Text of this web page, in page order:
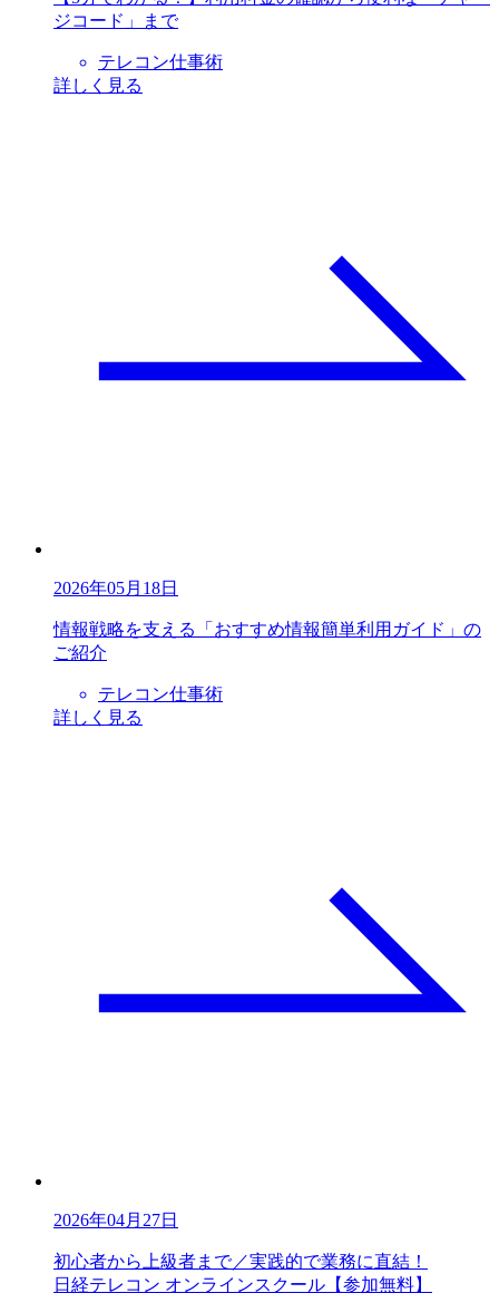
ジコード」まで
テレコン仕事術
詳しく見る
2026年05月18日
情報戦略を支える「おすすめ情報簡単利用ガイド」の
ご紹介
テレコン仕事術
詳しく見る
2026年04月27日
初心者から上級者まで／実践的で業務に直結！
日経テレコン オンラインスクール【参加無料】